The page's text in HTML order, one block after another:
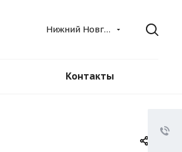
Нижний Новгород
Контакты